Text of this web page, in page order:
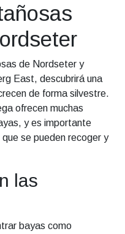
de Nordseter y
East, descubrirá una
de forma silvestre.
ofrecen muchas
y es importante
se pueden recoger y
las
bayas como